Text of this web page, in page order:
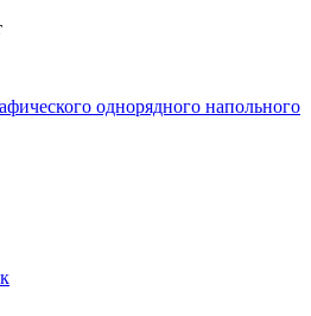
однорядного напольного